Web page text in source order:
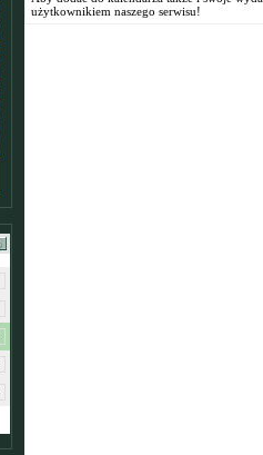
użytkownikiem naszego serwisu!